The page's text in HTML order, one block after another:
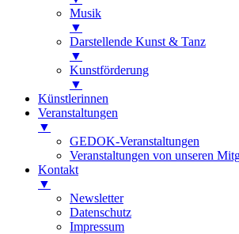
Musik
▼
Darstellende Kunst & Tanz
▼
Kunstförderung
▼
Künstlerinnen
Veranstaltungen
▼
GEDOK-Veranstaltungen
Veranstaltungen von unseren
Kontakt
▼
Newsletter
Datenschutz
Impressum